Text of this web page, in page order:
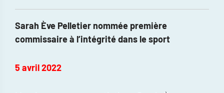
Sarah Ève Pelletier nommée première
commissaire à l’intégrité dans le sport
5 avril 2022